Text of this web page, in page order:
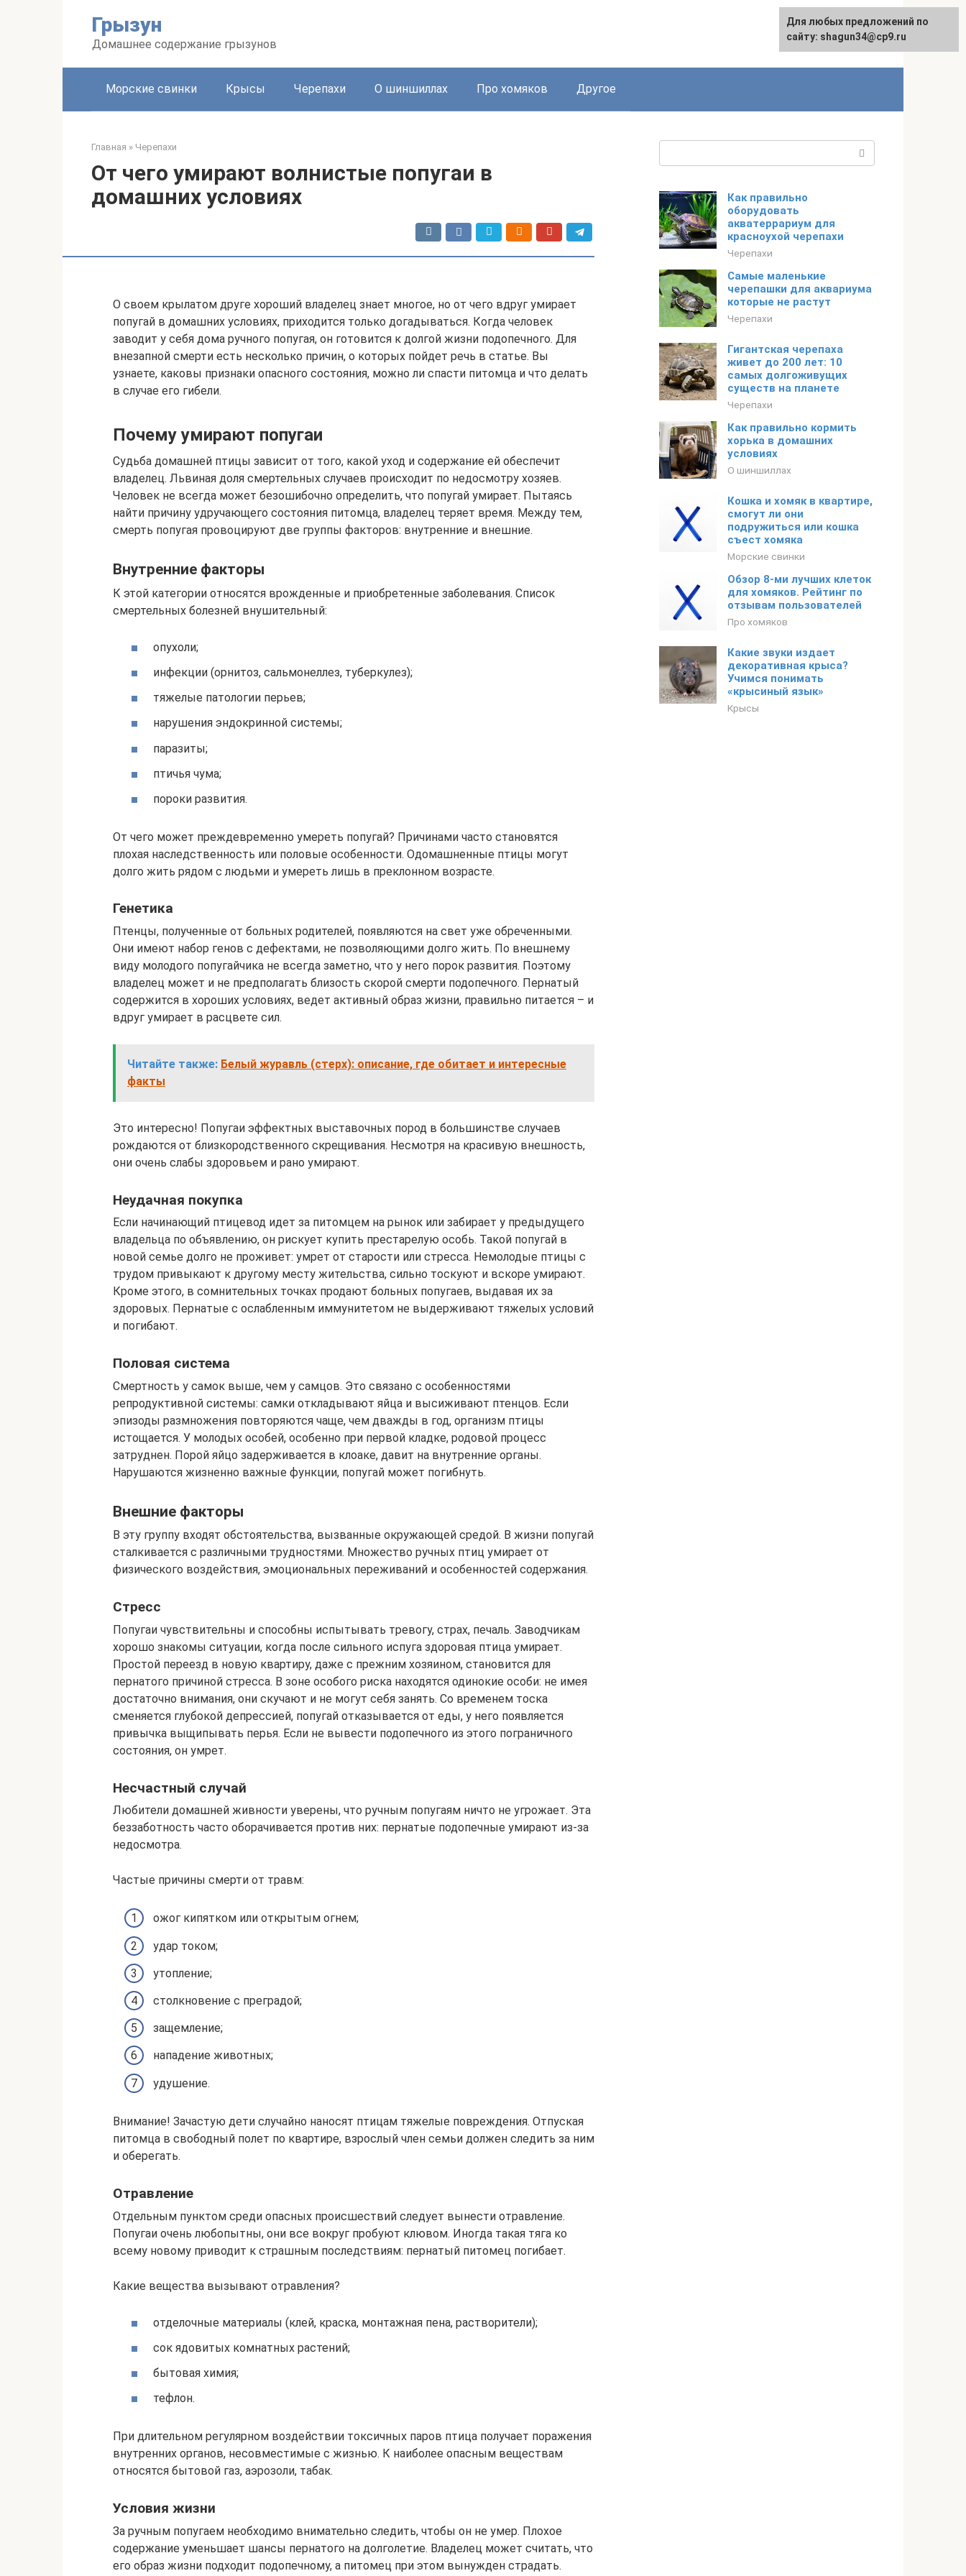
Грызун
Домашнее содержание грызунов
Морские свинки Крысы Черепахи О шиншиллах Про хомяков Другое
Главная » Черепахи
От чего умирают волнистые попугаи в
домашних условиях
О своем крылатом друге хороший владелец знает многое, но от чего вдруг умирает
попугай в домашних условиях, приходится только догадываться. Когда человек
заводит у себя дома ручного попугая, он готовится к долгой жизни подопечного. Для
внезапной смерти есть несколько причин, о которых пойдет речь в статье. Вы
узнаете, каковы признаки опасного состояния, можно ли спасти питомца и что делать
в случае его гибели.
Почему умирают попугаи
Судьба домашней птицы зависит от того, какой уход и содержание ей обеспечит
владелец. Львиная доля смертельных случаев происходит по недосмотру хозяев.
Человек не всегда может безошибочно определить, что попугай умирает. Пытаясь
найти причину удручающего состояния питомца, владелец теряет время. Между тем,
смерть попугая провоцируют две группы факторов: внутренние и внешние.
Внутренние факторы
К этой категории относятся врожденные и приобретенные заболевания. Список
смертельных болезней внушительный:
опухоли;
инфекции (орнитоз, сальмонеллез, туберкулез);
тяжелые патологии перьев;
нарушения эндокринной системы;
паразиты;
птичья чума;
пороки развития.
От чего может преждевременно умереть попугай? Причинами часто становятся
плохая наследственность или половые особенности. Одомашненные птицы могут
долго жить рядом с людьми и умереть лишь в преклонном возрасте.
Генетика
Птенцы, полученные от больных родителей, появляются на свет уже обреченными.
Они имеют набор генов с дефектами, не позволяющими долго жить. По внешнему
виду молодого попугайчика не всегда заметно, что у него порок развития. Поэтому
владелец может и не предполагать близость скорой смерти подопечного. Пернатый
содержится в хороших условиях, ведет активный образ жизни, правильно питается – и
вдруг умирает в расцвете сил.
Читайте также: Белый журавль (стерх): описание, где обитает и интересные
факты
Это интересно! Попугаи эффектных выставочных пород в большинстве случаев
рождаются от близкородственного скрещивания. Несмотря на красивую внешность,
они очень слабы здоровьем и рано умирают.
Неудачная покупка
Если начинающий птицевод идет за питомцем на рынок или забирает у предыдущего
владельца по объявлению, он рискует купить престарелую особь. Такой попугай в
новой семье долго не проживет: умрет от старости или стресса. Немолодые птицы с
трудом привыкают к другому месту жительства, сильно тоскуют и вскоре умирают.
Кроме этого, в сомнительных точках продают больных попугаев, выдавая их за
здоровых. Пернатые с ослабленным иммунитетом не выдерживают тяжелых условий
и погибают.
Половая система
Смертность у самок выше, чем у самцов. Это связано с особенностями
репродуктивной системы: самки откладывают яйца и высиживают птенцов. Если
эпизоды размножения повторяются чаще, чем дважды в год, организм птицы
истощается. У молодых особей, особенно при первой кладке, родовой процесс
затруднен. Порой яйцо задерживается в клоаке, давит на внутренние органы.
Нарушаются жизненно важные функции, попугай может погибнуть.
Внешние факторы
В эту группу входят обстоятельства, вызванные окружающей средой. В жизни попугай
сталкивается с различными трудностями. Множество ручных птиц умирает от
физического воздействия, эмоциональных переживаний и особенностей содержания.
Стресс
Попугаи чувствительны и способны испытывать тревогу, страх, печаль. Заводчикам
хорошо знакомы ситуации, когда после сильного испуга здоровая птица умирает.
Простой переезд в новую квартиру, даже с прежним хозяином, становится для
пернатого причиной стресса. В зоне особого риска находятся одинокие особи: не имея
достаточно внимания, они скучают и не могут себя занять. Со временем тоска
сменяется глубокой депрессией, попугай отказывается от еды, у него появляется
привычка выщипывать перья. Если не вывести подопечного из этого пограничного
состояния, он умрет.
Несчастный случай
Любители домашней живности уверены, что ручным попугаям ничто не угрожает. Эта
беззаботность часто оборачивается против них: пернатые подопечные умирают из-за
недосмотра.
Частые причины смерти от травм:
ожог кипятком или открытым огнем;
удар током;
утопление;
столкновение с преградой;
защемление;
нападение животных;
удушение.
Внимание! Зачастую дети случайно наносят птицам тяжелые повреждения. Отпуская
питомца в свободный полет по квартире, взрослый член семьи должен следить за ним
и оберегать.
Отравление
Отдельным пунктом среди опасных происшествий следует вынести отравление.
Попугаи очень любопытны, они все вокруг пробуют клювом. Иногда такая тяга ко
всему новому приводит к страшным последствиям: пернатый питомец погибает.
Какие вещества вызывают отравления?
отделочные материалы (клей, краска, монтажная пена, растворители);
сок ядовитых комнатных растений;
бытовая химия;
тефлон.
При длительном регулярном воздействии токсичных паров птица получает поражения
внутренних органов, несовместимые с жизнью. К наиболее опасным веществам
относятся бытовой газ, аэрозоли, табак.
Условия жизни
За ручным попугаем необходимо внимательно следить, чтобы он не умер. Плохое
содержание уменьшает шансы пернатого на долголетие. Владелец может считать, что
его образ жизни подходит подопечному, а питомец при этом вынужден страдать.
Как правильно
оборудовать
акватеррариум для
красноухой черепахи
Черепахи
Самые маленькие
черепашки для аквариума
которые не растут
Черепахи
Гигантская черепаха
живет до 200 лет: 10
самых долгоживущих
существ на планете
Черепахи
Как правильно кормить
хорька в домашних
условиях
О шиншиллах
Кошка и хомяк в квартире,
смогут ли они
подружиться или кошка
съест хомяка
Морские свинки
Обзор 8-ми лучших клеток
для хомяков. Рейтинг по
отзывам пользователей
Про хомяков
Какие звуки издает
декоративная крыса?
Учимся понимать
«крысиный язык»
Крысы
Для любых предложений по
сайту: shagun34@cp9.ru